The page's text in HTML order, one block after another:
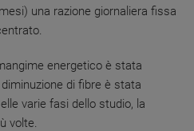
una razione giornaliera fissa
energetico è stata
di fibre è stata
varie fasi dello studio, la
volte.